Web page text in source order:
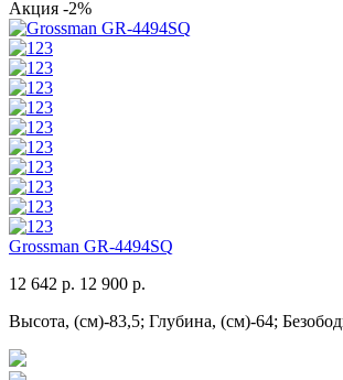
Акция -2%
Grossman GR-4494SQ
12 642 р. 12 900 р.
Высота, (см)-83,5; Глубина, (см)-64;